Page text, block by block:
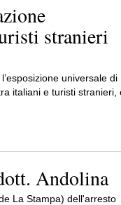
stranieri
universale di
italiani e turisti stranieri,
Andolina
La Stampa) dell'arresto